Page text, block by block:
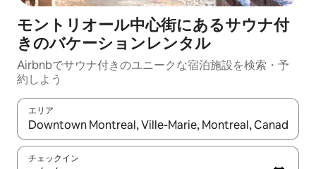
モントリオール中心街にあるサウナ付
きのバケーションレンタル
Airbnbでサウナ付きのユニークな宿泊施設を検索・予
約しよう
エリア
検索結果が表示されたら、上下の矢印キーを使って移動するか
チェックイン